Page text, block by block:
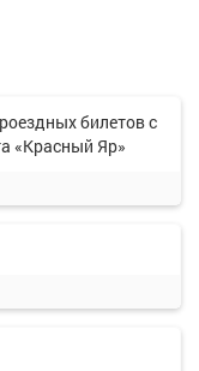
билетов с
«Красный Яр»